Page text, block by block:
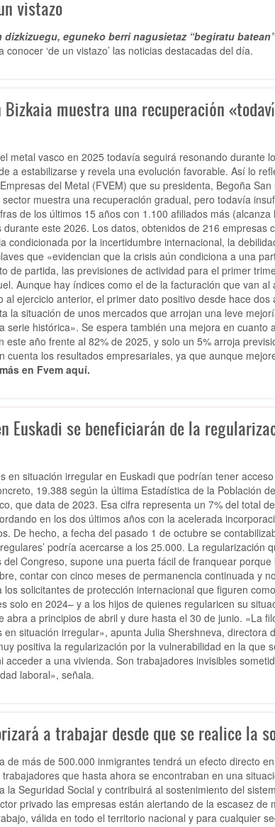
vistazo
dizkizuegu, eguneko berri nagusietaz “begiratu
‘de un vistazo’ las noticias destacadas del día.
muestra una recuperación
metal vasco en 2025 todavía seguirá resonando durante
a estabilizarse y revela una evolución favorable. Así lo
del Metal (FVEM) que su presidenta, Begoña
muestra una recuperación gradual, pero todavía
de los últimos 15 años con 1.100 afiliados más
este 2026. Los datos, obtenidos de 216 empresas
condicionada por la incertidumbre internacional, la
que «evidencian que la crisis aún condiciona a una
de partida, las previsiones de actividad para el primer
Aunque hay índices como el de la facturación que van al
al ejercicio anterior, el primer dato positivo desde hace dos
la situación de unos mercados que arrojan una leve
serie histórica». Se espera también una mejora en cuanto
este año frente al 82% de 2025, y solo un 5% arroja
cuenta los resultados empresariales, ya que aunque
en Fvem aquí.
Euskadi se beneficiarán de la
en situación irregular en Euskadi que podrían tener
19.388 según la última Estadística de la Población
que data de 2023. Esa cifra representa un 7% del total
en los dos últimos años con la acelerada
De hecho, a fecha del pasado 1 de octubre se
podría acercarse a los 25.000. La regularización
Congreso, supone una puerta fácil de franquear
contar con cinco meses de permanencia continuada y
solicitantes de protección internacional que figuren
solo en 2024– y a los hijos de quienes regularicen su
abra a principios de abril y dure hasta el 30 de junio. «La
situación irregular», apunta Julia Shershneva, directora
positiva la regularización por la vulnerabilidad en la que
acceder a una vivienda. Son trabajadores invisibles
laboral», señala.
a trabajar desde que se realice la
de más de 500.000 inmigrantes tendrá un efecto directo
que hasta ahora se encontraban en una
la Seguridad Social y contribuirá al sostenimiento del
privado las empresas están alertando de la escasez de
válida en todo el territorio nacional y para cualquier